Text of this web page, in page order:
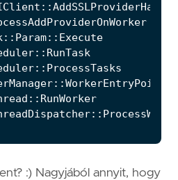
:) Nagyjából annyit, hogy